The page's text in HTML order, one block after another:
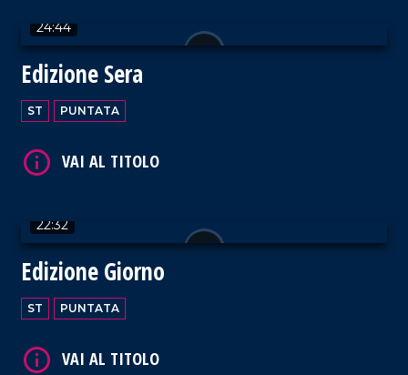
24:44
Edizione Sera
ST PUNTATA
22:32
Edizione Giorno
ST PUNTATA
VAI AL TITOLO